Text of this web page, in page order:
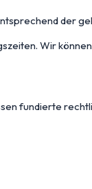
der
Wir
fundierte